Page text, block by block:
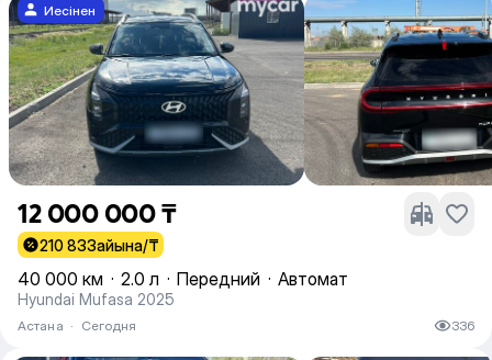
Иесінен
12 000 000 ₸
210 833айына/₸
40 000 км · 2.0 л · Передний · Автомат
Hyundai Mufasa 2025
Астана · Сегодня 336